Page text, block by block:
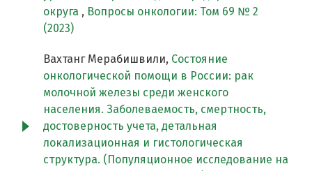
округа , Вопросы онкологии: Том 69 № 2
(2023)
Вахтанг Мерабишвили, Состояние
онкологической помощи в России: рак
молочной железы среди женского
населения. Заболеваемость, смертность,
достоверность учета, детальная
локализационная и гистологическая
структура. (Популяционное исследование на